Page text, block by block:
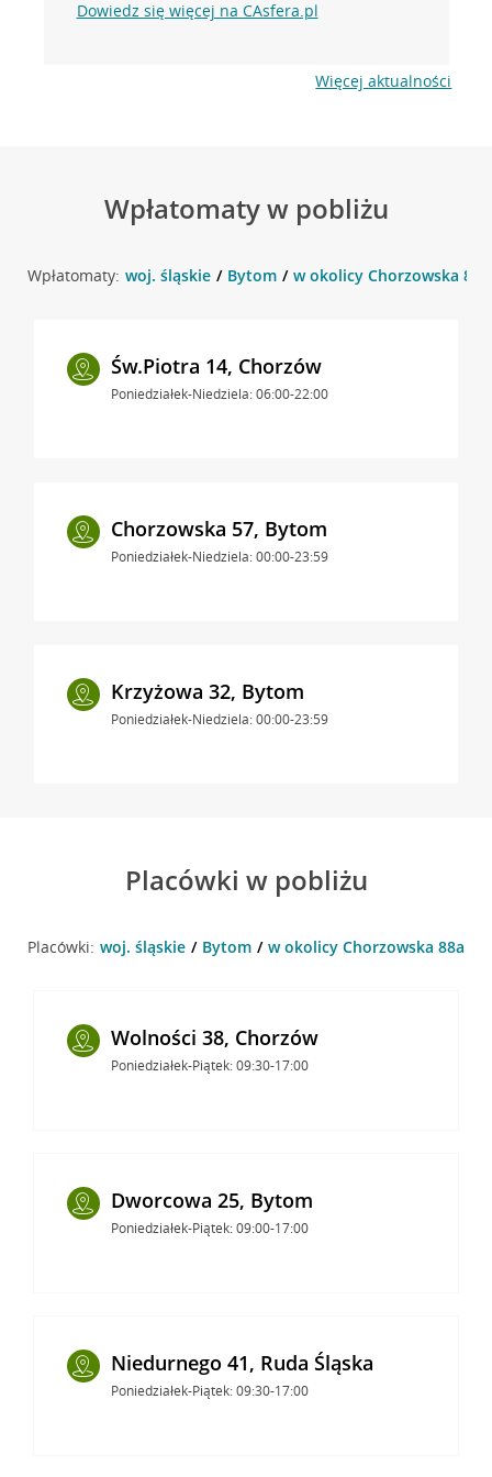
Dowiedz się więcej na CAsfera.pl
Więcej aktualności
Wpłatomaty w pobliżu
Wpłatomaty: woj. śląskie Bytom w okolicy Chorzowska
Św.Piotra 14, Chorzów
Poniedziałek-Niedziela: 06:00-22:00
Chorzowska 57, Bytom
Poniedziałek-Niedziela: 00:00-23:59
Krzyżowa 32, Bytom
Poniedziałek-Niedziela: 00:00-23:59
Placówki w pobliżu
Placówki: woj. śląskie Bytom w okolicy Chorzowska 88a ,
Wolności 38, Chorzów
Poniedziałek-Piątek: 09:30-17:00
Dworcowa 25, Bytom
Poniedziałek-Piątek: 09:00-17:00
Niedurnego 41, Ruda Śląska
Poniedziałek-Piątek: 09:30-17:00